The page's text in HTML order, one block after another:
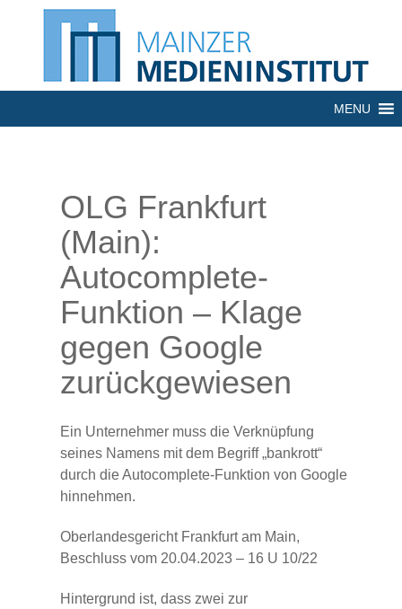
MENU
OLG Frankfurt
(Main):
Autocomplete-
Funktion – Klage
gegen Google
zurückgewiesen
Ein Unternehmer muss die Verknüpfung
seines Namens mit dem Begriff „bankrott“
durch die Autocomplete-Funktion von Google
hinnehmen.
Oberlandesgericht Frankfurt am Main,
Beschluss vom 20.04.2023 – 16 U 10/22
Hintergrund ist, dass zwei zur